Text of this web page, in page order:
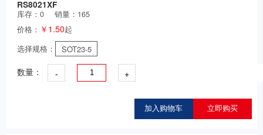
RS8021XF
库存：0
销量：165
价格： ￥1.50起
选择规格：
SOT23-5
数量： - +
加入购物车 立即购买